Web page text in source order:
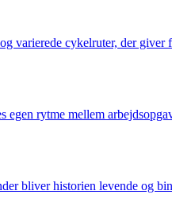
varierede cykelruter, der
rytme mellem
bliver historien levende og